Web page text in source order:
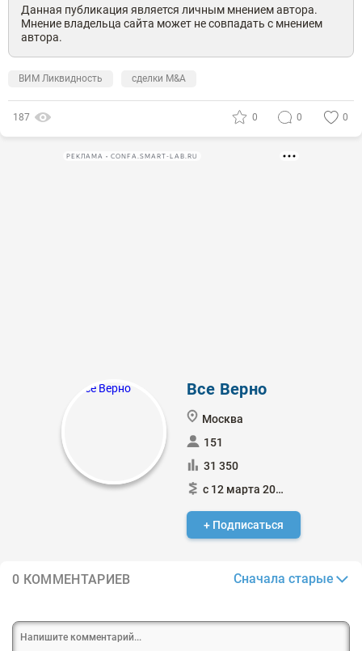
Данная публикация является личным мнением автора.
Мнение владельца сайта может не совпадать с мнением
автора.
ВИМ Ликвидность сделки M&A
187 0 0 0
РЕКЛАМА • CONFA.SMART-LAB.RU
Все Верно
Москва
151
31 350
с 12 марта 2018
+ Подписаться
0 КОММЕНТАРИЕВ Сначала старые